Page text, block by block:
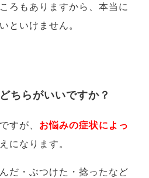
ろもありますから、本当に
といけません。
ちらがいいですか？
すが、 お悩みの症状によっ
になります。
だ・ぶつけた・捻ったなど